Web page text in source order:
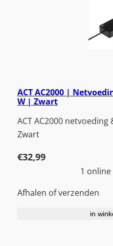
ACT AC2000 |
W | Zwart
ACT AC2000
Zwart
€32,99
1
Afhalen of verzenden
in